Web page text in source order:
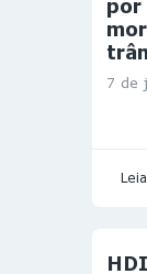
por
7 de